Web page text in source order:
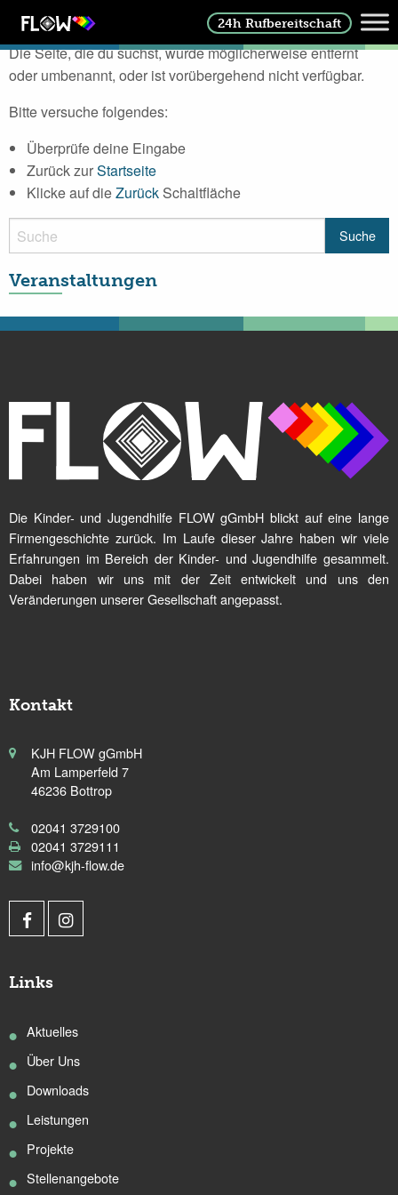
24h Rufbereitschaft
Datei nicht gefunden
Die Seite, die du suchst, wurde möglicherweise entfernt
oder umbenannt, oder ist vorübergehend nicht verfügbar.
Bitte versuche folgendes:
Überprüfe deine Eingabe
Zurück zurStartseite
Klicke auf dieZurück Schaltfläche
Veranstaltungen
Die Kinder- und Jugendhilfe FLOW gGmbH blickt auf eine lange
Firmengeschichte zurück. Im Laufe dieser Jahre haben wir viele
Erfahrungen im Bereich der Kinder- und Jugendhilfe gesammelt.
Dabei haben wir uns mit der Zeit entwickelt und uns den
Veränderungen unserer Gesellschaft angepasst.
Kontakt
KJH FLOW gGmbH
Am Lamperfeld 7
46236 Bottrop
02041 3729100
02041 3729111
info@kjh-flow.de
Links
Aktuelles
Über Uns
Downloads
Leistungen
Projekte
Stellenangebote